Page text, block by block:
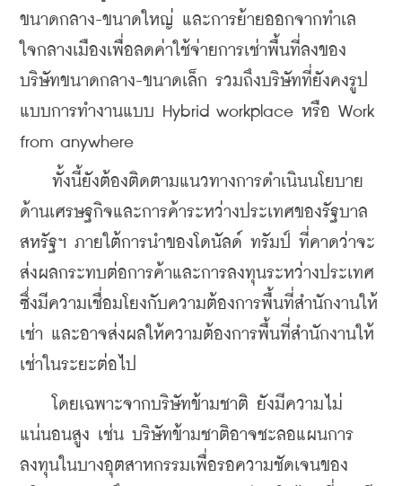
ขนาดกลาง-ขนาดใหญ่ และการย้ายออกจากทำเล
ใจกลางเมืองเพื่อลดค่าใช้จ่ายการเช่าพื้นที่ลงของ
บริษัทขนาดกลาง-ขนาดเล็ก รวมถึงบริษัทที่ยังคงรูป
แบบการทำงานแบบ Hybrid workplace หรือ Work
from anywhere
ทั้งนี้ยังต้องติดตามแนวทางการดำเนินนโยบาย
ด้านเศรษฐกิจและการค้าระหว่างประเทศของรัฐบาล
สหรัฐฯ ภายใต้การนำของโดนัลด์ ทรัมป์ ที่คาดว่าจะ
ส่งผลกระทบต่อการค้าและการลงทุนระหว่างประเทศ
ซึ่งมีความเชื่อมโยงกับความต้องการพื้นที่สำนักงานให้
เช่า และอาจส่งผลให้ความต้องการพื้นที่สำนักงานให้
เช่าในระยะต่อไป
โดยเฉพาะจากบริษัทข้ามชาติ ยังมีความไม่
แน่นอนสูง เช่น บริษัทข้ามชาติอาจชะลอแผนการ
ลงทุนในบางอุตสาหกรรมเพื่อรอความชัดเจนของ